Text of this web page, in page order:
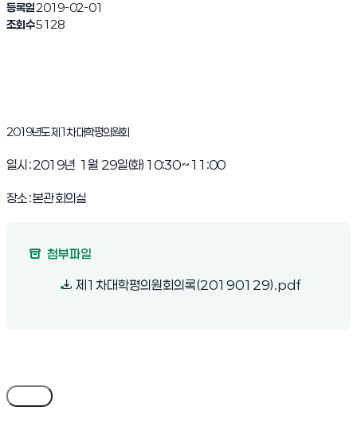
등록일2019-02-01
조회수5128
2019년도 제1차 대학평의원회
일시 : 2019년 1월 29일(화) 10:30 ~ 11:00
장소 : 본관 회의실
첨부파일
제1차대학평의원회의록(20190129).pdf(새 창 열림)